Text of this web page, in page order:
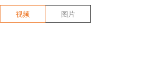
视频 图片